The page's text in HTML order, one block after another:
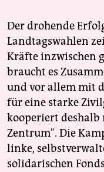
Der drohende
Landtagswahlen
Kräfte inzwischen
braucht es
und vor allem mit
für eine starke
kooperiert
Zentrum". Die
linke,
solidarischen